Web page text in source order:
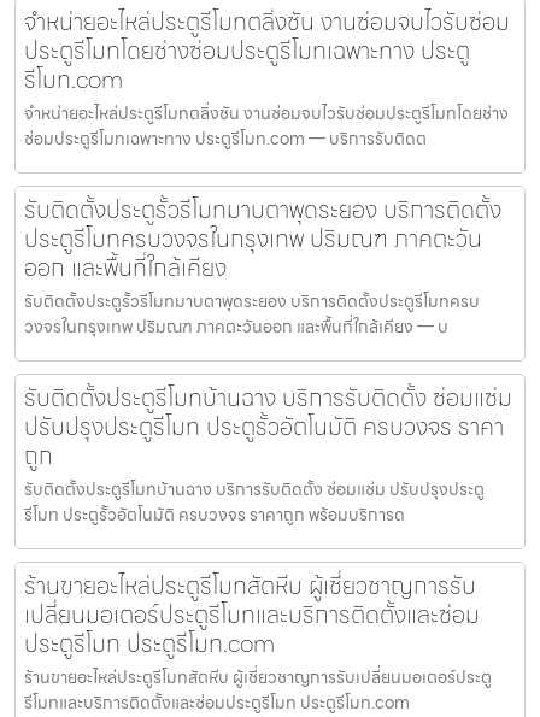
จำหน่ายอะไหล่ประตูรีโมทตลิ่งชัน งานซ่อมจบไวรับซ่อม
ประตูรีโมทโดยช่างซ่อมประตูรีโมทเฉพาะทาง ประตู
รีโมท.com
จำหน่ายอะไหล่ประตูรีโมทตลิ่งชัน งานซ่อมจบไวรับซ่อมประตูรีโมทโดยช่าง
ซ่อมประตูรีโมทเฉพาะทาง ประตูรีโมท.com — บริการรับติดต
รับติดตั้งประตูรั้วรีโมทมาบตาพุดระยอง บริการติดตั้ง
ประตูรีโมทครบวงจรในกรุงเทพ ปริมณฑ ภาคตะวัน
ออก และพื้นที่ใกล้เคียง
รับติดตั้งประตูรั้วรีโมทมาบตาพุดระยอง บริการติดตั้งประตูรีโมทครบ
วงจรในกรุงเทพ ปริมณฑ ภาคตะวันออก และพื้นที่ใกล้เคียง — บ
รับติดตั้งประตูรีโมทบ้านฉาง บริการรับติดตั้ง ซ่อมแซ่ม
ปรับปรุงประตูรีโมท ประตูรั้วอัตโนมัติ ครบวงจร ราคา
ถูก
รับติดตั้งประตูรีโมทบ้านฉาง บริการรับติดตั้ง ซ่อมแซ่ม ปรับปรุงประตู
รีโมท ประตูรั้วอัตโนมัติ ครบวงจร ราคาถูก พร้อมบริการด
ร้านขายอะไหล่ประตูรีโมทสัตหีบ ผู้เชี่ยวชาญการรับ
เปลี่ยนมอเตอร์ประตูรีโมทและบริการติดตั้งและซ่อม
ประตูรีโมท ประตูรีโมท.com
ร้านขายอะไหล่ประตูรีโมทสัตหีบ ผู้เชี่ยวชาญการรับเปลี่ยนมอเตอร์ประตู
รีโมทและบริการติดตั้งและซ่อมประตูรีโมท ประตูรีโมท.com